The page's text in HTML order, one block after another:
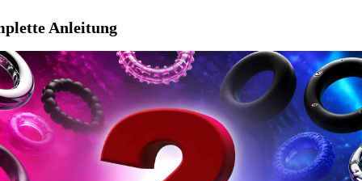
Anleitung